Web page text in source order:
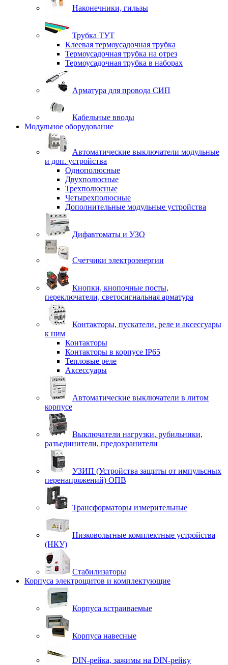
Наконечники, гильзы
Трубка ТУТ
Клеевая термоусадочная трубка
Термоусадочная трубка на отрез
Термоусадочная трубка в наборах
Арматура для провода СИП
Кабельные вводы
Модульное оборудование
Автоматические выключатели модульные
и доп. устройства
Однополюсные
Двухполюсные
Трехполюсные
Четырехполюсные
Дополнительные модульные устройства
Дифавтоматы и УЗО
Счетчики электроэнергии
Кнопки, кнопочные посты,
переключатели, светосигнальная арматура
Контакторы, пускатели, реле и аксессуары
к ним
Контакторы
Контакторы в корпусе IP65
Тепловые реле
Аксессуары
Автоматические выключатели в литом
корпусе
Выключатели нагрузки, рубильники,
разъединители, предохранители
УЗИП (Устройства защиты от импульсных
перенапряжений) ОПВ
Трансформаторы измерительные
Низковольтные комплектные устройства
(НКУ)
Стабилизаторы
Корпуса электрощитов и комплектующие
Корпуса встраиваемые
Корпуса навесные
DIN-рейка, зажимы на DIN-рейку